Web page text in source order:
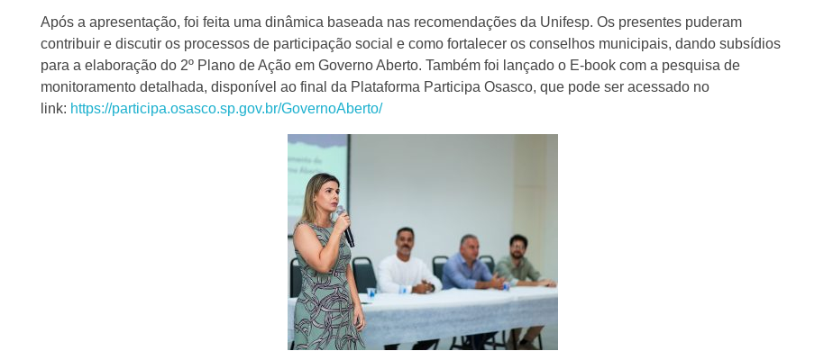
Após a apresentação, foi feita uma dinâmica baseada nas recomendações da Unifesp. Os presentes puderam
contribuir e discutir os processos de participação social e como fortalecer os conselhos municipais, dando subsídios
para a elaboração do 2º Plano de Ação em Governo Aberto. Também foi lançado o E-book com a pesquisa de
monitoramento detalhada, disponível ao final da Plataforma Participa Osasco, que pode ser acessado no
link: https://participa.osasco.sp.gov.br/GovernoAberto/